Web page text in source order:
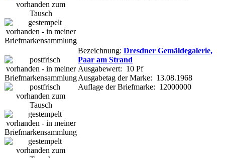
Bezeichnung: Dresdner Gemäldegalerie,
Paar am Strand
Ausgabewert: 10 Pf
Ausgabetag der Marke: 13.08.1968
Auflage der Briefmarke: 12000000